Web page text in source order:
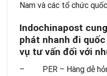
Nam và các tổ chức
Indochinapost
phát nhanh đi
vụ tư vấn đối với
– PER – Hàng dễ